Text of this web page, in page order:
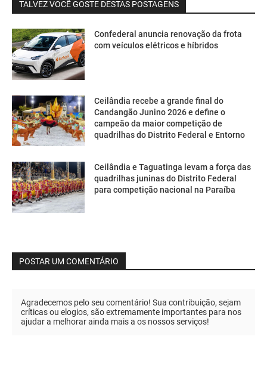
TALVEZ VOCÊ GOSTE DESTAS POSTAGENS
Confederal anuncia renovação da frota
com veículos elétricos e híbridos
Ceilândia recebe a grande final do
Candangão Junino 2026 e define o
campeão da maior competição de
quadrilhas do Distrito Federal e Entorno
Ceilândia e Taguatinga levam a força das
quadrilhas juninas do Distrito Federal
para competição nacional na Paraíba
POSTAR UM COMENTÁRIO
Agradecemos pelo seu comentário! Sua contribuição, sejam
críticas ou elogios, são extremamente importantes para nos
ajudar a melhorar ainda mais a os nossos serviços!